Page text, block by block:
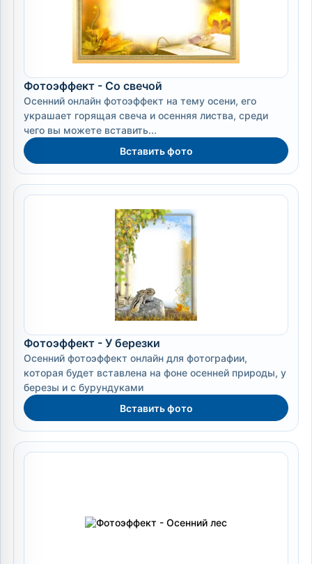
Фотоэффект - Со свечой
Осенний онлайн фотоэффект на тему осени, его
украшает горящая свеча и осенняя листва, среди
чего вы можете вставить...
Вставить фото
Фотоэффект - У березки
Осенний фотоэффект онлайн для фотографии,
которая будет вставлена на фоне осенней природы, у
березы и с бурундуками
Вставить фото